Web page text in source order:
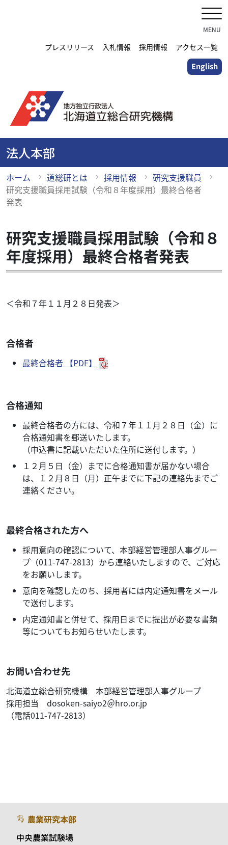
ッ
プ
プレスリリース 入札情報 採用情報 アクセス一覧
English
MENU
法人本部
ホーム 道総研とは 採用情報
研究支援職員
研究支援職員採用試験（令和８年度採用）最終合格者
発表
研究支援職員採用試験（令和８
年度採用）最終合格者発表
＜令和７年１１月２８日発表＞
合格者
最終合格者 【PDF】
合格通知
最終合格者の方には、令和７年１１月２８日（金）に
合格通知書を郵送いたします。
（申込書に記載いただいた住所に送付します。）
１２月５日（金）までに合格通知書が届かない場合
は、１２月８日（月）正午までに下記の連絡先までご
連絡ください。
最終合格された方へ
採用意向の確認について、本部経営管理部人事グルー
プ（011-747-2813）から連絡いたしますので、ご対応
をお願いします。
意向を確認したのち、採用者には内定通知書をメール
で送付します。
内定通知書と併せて、採用日までに提出が必要な書類
等についてもお知らせいたします。
お問い合わせ先
北海道立総合研究機構 本部経営管理部人事グループ
採用担当 dosoken-saiyo2＠hro.or.jp
（電話011-747-2813）
農業研究本部
中央農業試験場